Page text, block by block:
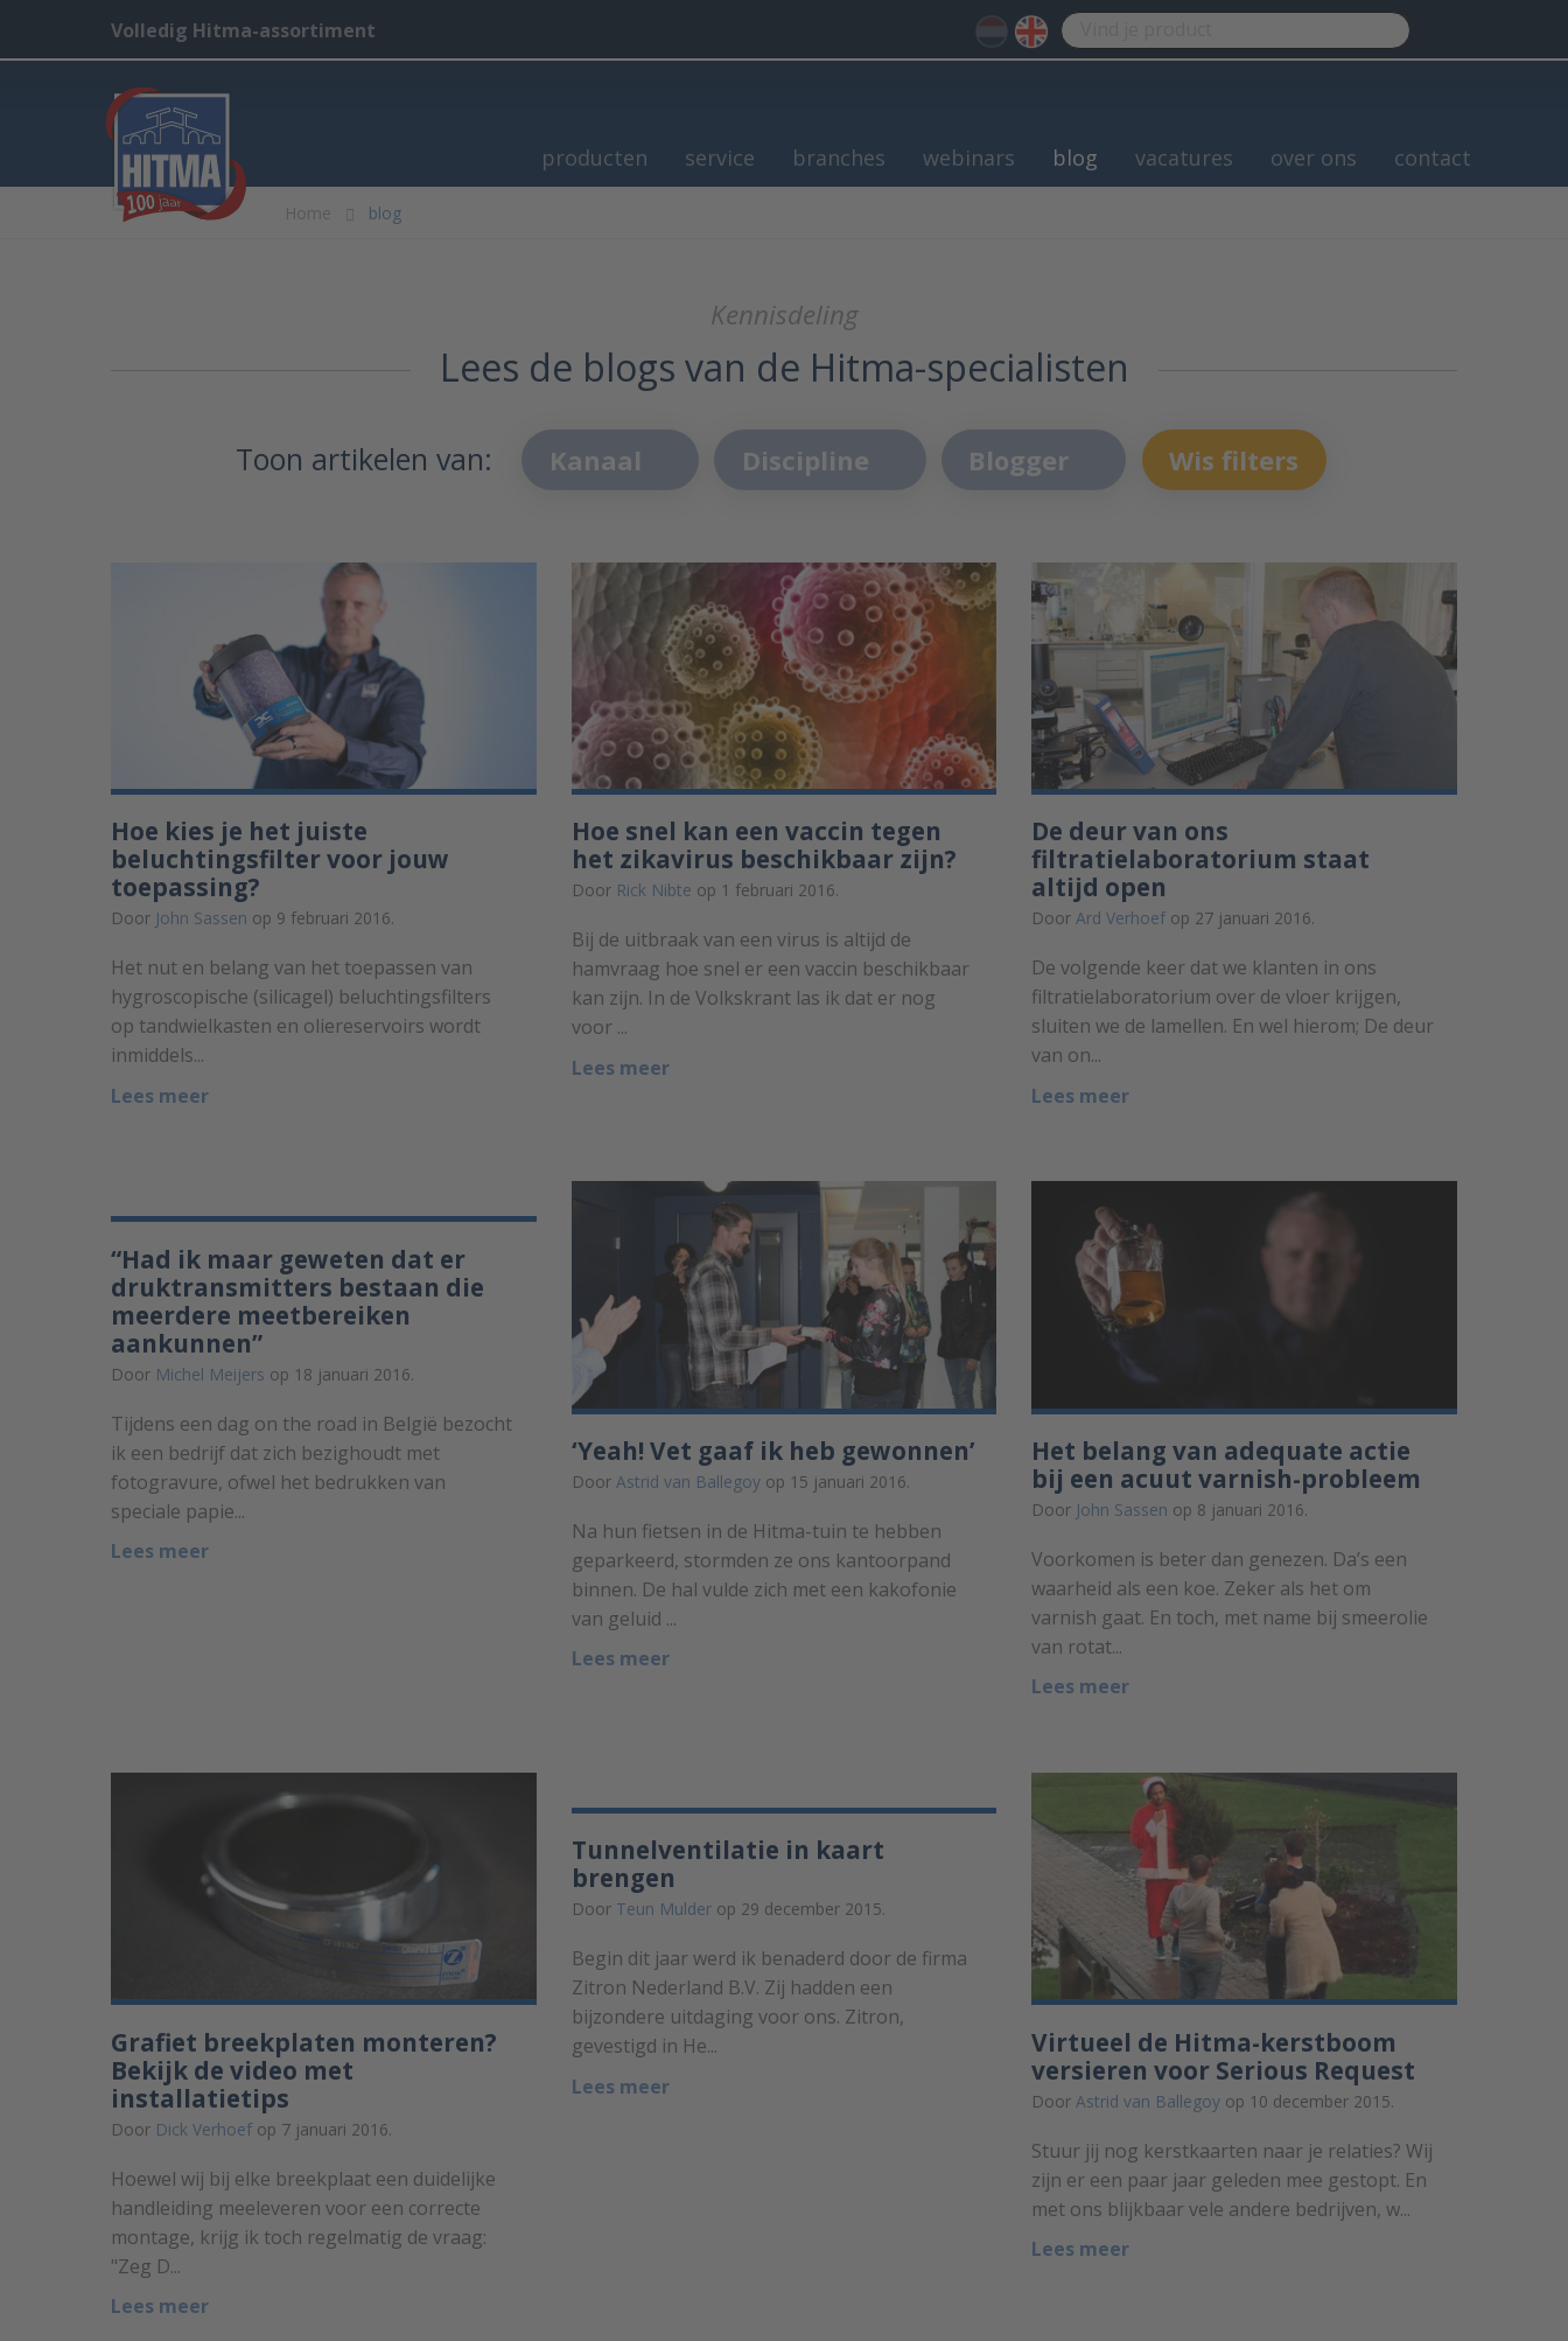
Volledig Hitma-assortiment
producten service branches webinars blog vacatures over ons contact
Home blog
Kennisdeling
Lees de blogs van de Hitma-specialisten
Toon artikelen van: Kanaal Discipline Blogger Wis filters
Hoe kies je het juiste
beluchtingsfilter voor jouw
toepassing?
Door John Sassen op 9 februari 2016.
Het nut en belang van het toepassen van
hygroscopische (silicagel) beluchtingsfilters
op tandwielkasten en oliereservoirs wordt
inmiddels...
Lees meer
Hoe snel kan een vaccin tegen
het zikavirus beschikbaar zijn?
Door Rick Nibte op 1 februari 2016.
Bij de uitbraak van een virus is altijd de
hamvraag hoe snel er een vaccin beschikbaar
kan zijn. In de Volkskrant las ik dat er nog
voor ...
Lees meer
De deur van ons
filtratielaboratorium staat
altijd open
DoorArd Verhoef op 27 januari 2016.
De volgende keer dat we klanten in ons
filtratielaboratorium over de vloer krijgen,
sluiten we de lamellen. En wel hierom; De deur
van on...
Lees meer
“Had ik maar geweten dat er
druktransmitters bestaan die
meerdere meetbereiken
aankunnen”
Door Michel Meijers op 18 januari 2016.
Tijdens een dag on the road in België bezocht
ik een bedrijf dat zich bezighoudt met
fotogravure, ofwel het bedrukken van
speciale papie...
Lees meer
‘Yeah! Vet gaaf ik heb gewonnen’
Door Astrid van Ballegoyop 15 januari 2016.
Na hun fietsen in de Hitma-tuin te hebben
geparkeerd, stormden ze ons kantoorpand
binnen. De hal vulde zich met een kakofonie
van geluid ...
Lees meer
Het belang van adequate actie
bij een acuut varnish-probleem
Door John Sassen op 8 januari 2016.
Voorkomen is beter dan genezen. Da’s een
waarheid als een koe. Zeker als het om
varnish gaat. En toch, met name bij smeerolie
van rotat...
Lees meer
Grafiet breekplaten monteren?
Bekijk de video met
installatietips
Door Dick Verhoef op 7 januari 2016.
Hoewel wij bij elke breekplaat een duidelijke
handleiding meeleveren voor een correcte
montage, krijg ik toch regelmatig de vraag:
"Zeg D...
Lees meer
Tunnelventilatie in kaart
brengen
Door Teun Mulderop 29 december 2015.
Begin dit jaar werd ik benaderd door de firma
Zitron Nederland B.V. Zij hadden een
bijzondere uitdaging voor ons. Zitron,
gevestigd in He...
Lees meer
Virtueel de Hitma-kerstboom
versieren voor Serious Request
Door Astrid van Ballegoy op 10 december 2015.
Stuur jij nog kerstkaarten naar je relaties? Wij
zijn er een paar jaar geleden mee gestopt. En
met ons blijkbaar vele andere bedrijven, w...
Lees meer